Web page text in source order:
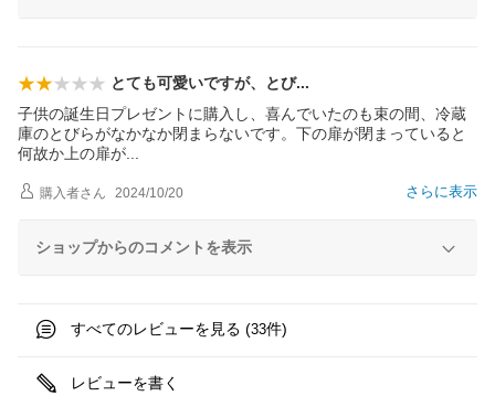
とても可愛いですが、とび
子供の誕生日プレゼントに購入し、喜んでいたのも束の間、冷蔵
庫のとびらがなかなか閉まらないです。下の扉が閉まっていると
何故か上の扉が
さらに表示
購入者さん 2024/10/20
ショップからのコメントを表示
すべてのレビューを見る (33件)
レビューを書く